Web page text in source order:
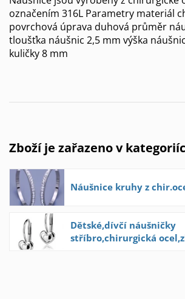
označením 316L Parametry materiál
povrchová úprava duhová průměr
tloušťka náušnic 2,5 mm výška
kuličky 8 mm
Zboží je zařazeno v
Náušnice kruhy z
Dětské,dívčí náušničky
stříbro,chirurgická